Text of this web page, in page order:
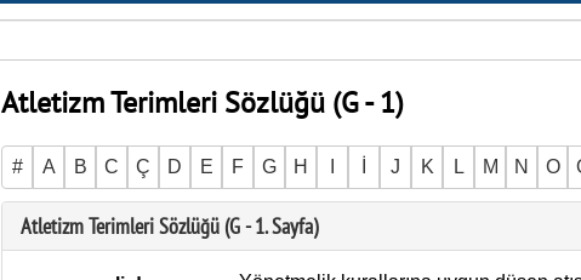
Atletizm Terimleri Sözlüğü (G - 1)
# A B C Ç D E F G H J K L M N O
Atletizm Terimleri Sözlüğü (G - 1. Sayfa)